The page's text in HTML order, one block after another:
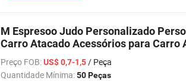
M Espresoo Judo Personalizado
Carro Atacado Acessórios para Carro
Preço FOB:US$ 0,7-1,5/ Peça
Quantidade Mínima:50 Peças